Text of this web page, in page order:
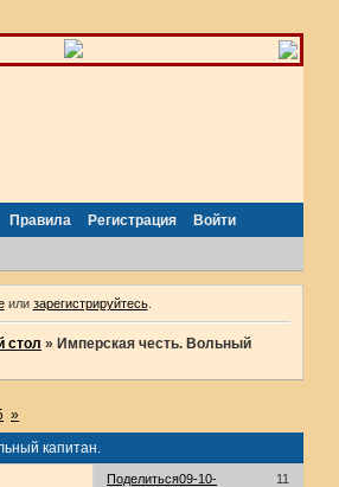
Правила Регистрация Войти
или зарегистрируйтесь.
стол »Имперская честь. Вольный
капитан.
»
Поделиться 11
09-10-